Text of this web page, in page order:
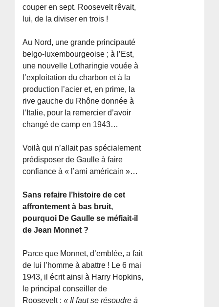
couper en sept. Roosevelt rêvait,
lui, de la diviser en trois !
Au Nord, une grande principauté
belgo-luxembourgeoise ; à l’Est,
une nouvelle Lotharingie vouée à
l’exploitation du charbon et à la
production l’acier et, en prime, la
rive gauche du Rhône donnée à
l’Italie, pour la remercier d’avoir
changé de camp en 1943…
Voilà qui n’allait pas spécialement
prédisposer de Gaulle à faire
confiance à « l’ami américain »…
Sans refaire l’histoire de cet
affrontement à bas bruit,
pourquoi De Gaulle se méfiait-il
de Jean Monnet ?
Parce que Monnet, d’emblée, a fait
de lui l’homme à abattre ! Le 6 mai
1943, il écrit ainsi à Harry Hopkins,
le principal conseiller de
Roosevelt :« Il faut se résoudre à